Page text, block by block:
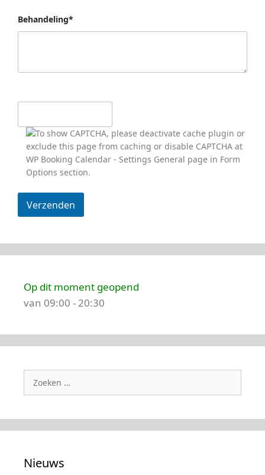
Behandeling*
Op dit moment geopend
van 09:00 - 20:30
Zoek
naar:
Nieuws